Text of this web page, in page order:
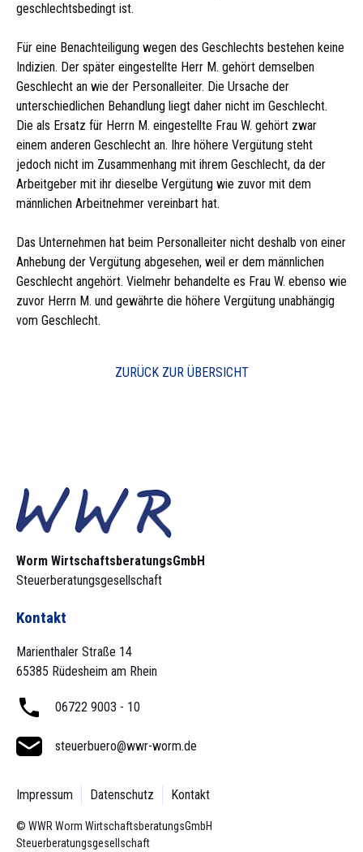
geschlechtsbedingt ist.
Für eine Benachteiligung wegen des Geschlechts bestehen keine
Indizien. Der später eingestellte Herr M. gehört demselben
Geschlecht an wie der Personalleiter. Die Ursache der
unterschiedlichen Behandlung liegt daher nicht im Geschlecht.
Die als Ersatz für Herrn M. eingestellte Frau W. gehört zwar
einem anderen Geschlecht an. Ihre höhere Vergütung steht
jedoch nicht im Zusammenhang mit ihrem Geschlecht, da der
Arbeitgeber mit ihr dieselbe Vergütung wie zuvor mit dem
männlichen Arbeitnehmer vereinbart hat.
Das Unternehmen hat beim Personalleiter nicht deshalb von einer
Anhebung der Vergütung abgesehen, weil er dem männlichen
Geschlecht angehört. Vielmehr behandelte es Frau W. ebenso wie
zuvor Herrn M. und gewährte die höhere Vergütung unabhängig
vom Geschlecht.
ZURÜCK ZUR ÜBERSICHT
Worm Wirtschaftsberatungs­GmbH
Steuerberatungsgesellschaft
Kontakt
Marienthaler Straße 14
65385 Rüdesheim am Rhein
06722 9003 - 10
steuerbuero@wwr-worm.de
Impressum Datenschutz Kontakt
© WWR Worm Wirtschaftsberatungs­GmbH
Steuerberatungsgesellschaft